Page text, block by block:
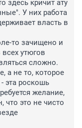
здесь кричит ату
У них работа
власть в
то зачищено и
утюгов
сложно.
а не то, которое
эта роскошь
желание,
что это не чисто